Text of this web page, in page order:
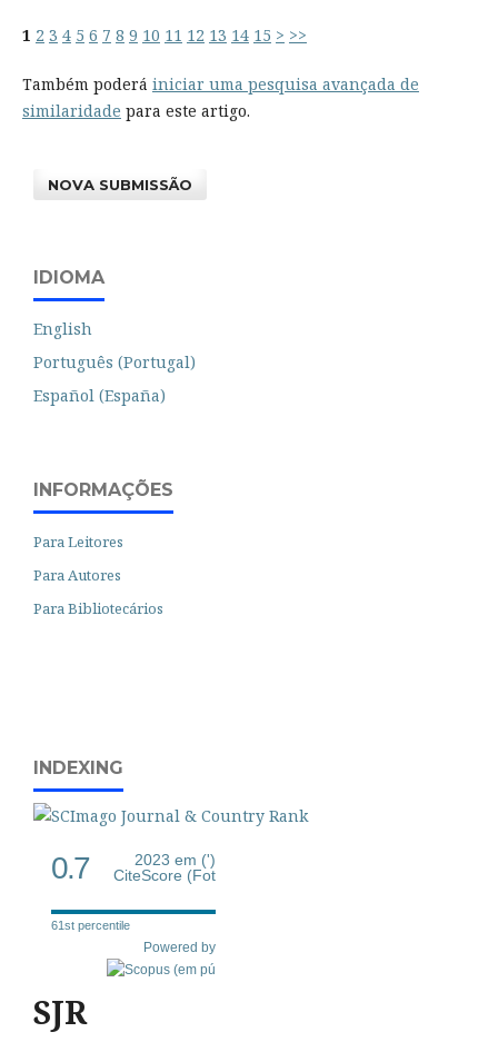
1 2 3 4 5 6 7 8 9 10 11 12 13 14 15 > >>
Também poderá iniciar uma pesquisa avançada de
similaridade para este artigo.
NOVA SUBMISSÃO
IDIOMA
English
Português (Portugal)
Español (España)
INFORMAÇÕES
Para Leitores
Para Autores
Para Bibliotecários
INDEXING
0.7
2023 em (')
CiteScore (Fot
61st percentile
Powered by
SJR